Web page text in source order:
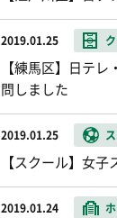
2019.01.25
【練馬区】日テ
問しました
2019.01.25
【スクール】女
2019.01.24